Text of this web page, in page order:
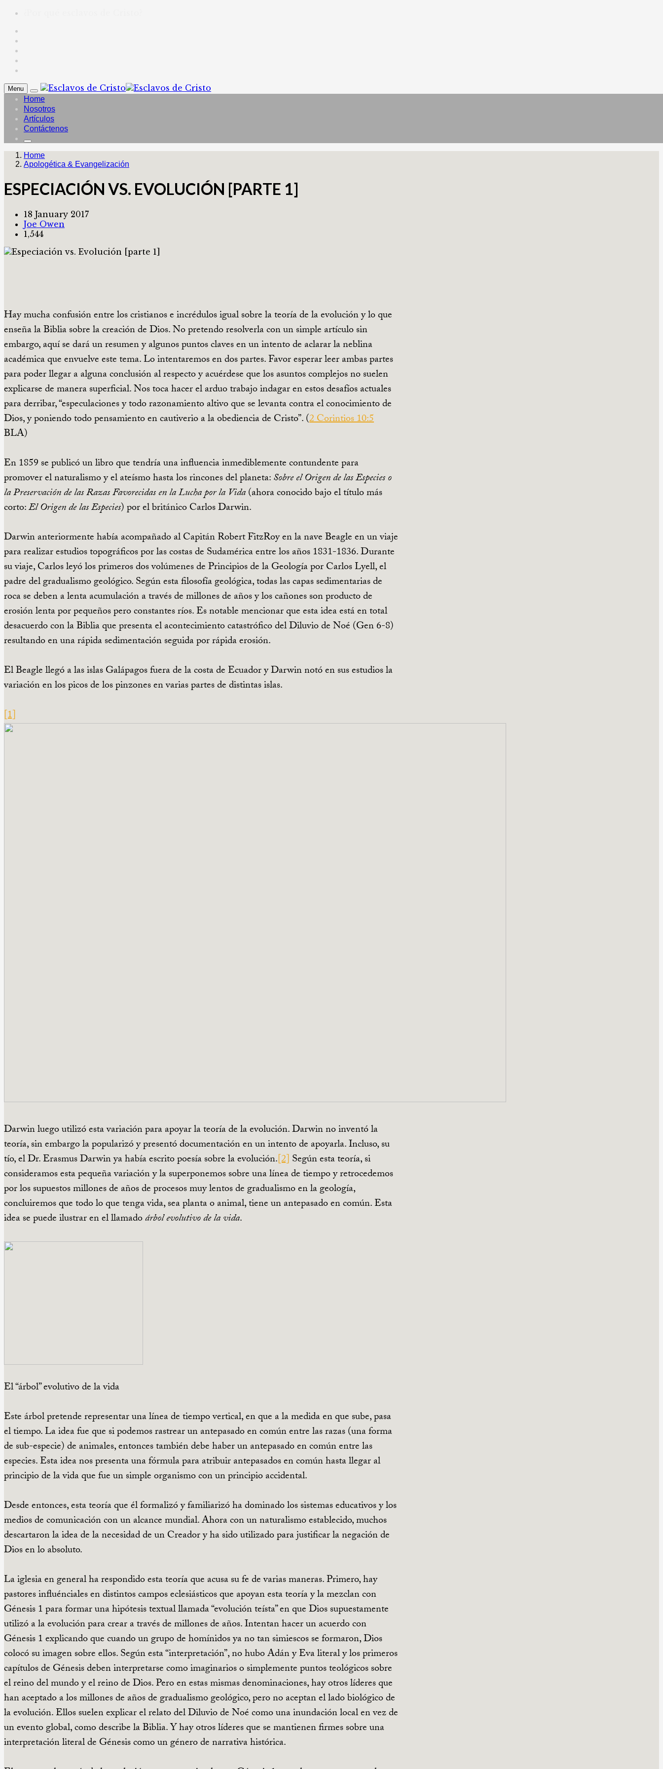
Menu
Home
Nosotros
Artículos
Contáctenos
Home
Apologética & Evangelización
ESPECIACIÓN VS. EVOLUCIÓN [PARTE 1]
18 January 2017
Joe Owen
1,544
Hay mucha confusión entre los cristianos e incrédulos igual sobre la teoría de la evolución y lo que
enseña la Biblia sobre la creación de Dios.No pretendo resolverla con un simple artículo sin
embargo, aquí se dará un resumen y algunos puntos claves en un intento de aclarar la neblina
académica que envuelve este tema. Lo intentaremos en dos partes. Favor esperar leer ambas partes
para poder llegar a alguna conclusión al respecto y acuérdese que los asuntos complejos no suelen
explicarse de manera superficial. Nos toca hacer el arduo trabajo indagar en estos desafíos actuales
para derribar, “especulaciones y todo razonamiento altivo que se levanta contra el conocimiento de
Dios, y poniendo todo pensamiento en cautiverio a la obediencia de Cristo”. (2 Corintios 10:5
BLA)
En 1859 se publicó un libro que tendría una influencia inmediblemente contundente para
promover el naturalismo y el ateísmo hasta los rincones del planeta:Sobre el Origen de las Especies o
la Preservación de las Razas Favorecidas en la Lucha por la Vida(ahora conocido bajo el título más
corto:El Origen de las Especies) por el británico Carlos Darwin.
Darwin anteriormente había acompañado al Capitán Robert FitzRoy en la nave Beagle en un viaje
para realizar estudios topográficos por las costas de Sudamérica entre los años 1831-1836. Durante
su viaje, Carlos leyó los primeros dos volúmenes de Principios de la Geología por Carlos Lyell, el
padre del gradualismo geológico. Según esta filosofía geológica, todas las capas sedimentarias de
roca se deben a lenta acumulación a través de millones de años y los cañones son producto de
erosión lenta por pequeños pero constantes ríos. Es notable mencionar que esta idea está en total
desacuerdo con la Biblia que presenta el acontecimiento catastrófico del Diluvio de Noé (Gen 6-8)
resultando en una rápida sedimentación seguida por rápida erosión.
El Beagle llegó a las islas Galápagos fuera de la costa de Ecuador y Darwin notó en sus estudios la
variación en los picos de los pinzones en varias partes de distintas islas.
[1]
Darwin luego utilizó esta variación para apoyar la teoría de la evolución. Darwin no inventó la
teoría, sin embargo la popularizó y presentó documentación en un intento de apoyarla. Incluso, su
tío, el Dr. Erasmus Darwin ya había escrito poesía sobre la evolución.[2] Según esta teoría, si
consideramos esta pequeña variación y la superponemos sobre una línea de tiempo y retrocedemos
por los supuestos millones de años de procesos muy lentos de gradualismo en la geología,
concluiremos que todo lo que tenga vida, sea planta o animal, tiene un antepasado en común. Esta
idea se puede ilustrar en el llamadoárbol evolutivo de la vida.
El “árbol” evolutivo de la vida
Este árbol pretende representar una línea de tiempo vertical, en que a la medida en que sube, pasa
el tiempo. La idea fue que si podemos rastrear un antepasado en común entre las razas (una forma
de sub-especie) de animales, entonces también debe haber un antepasado en común entre las
especies. Esta idea nos presenta una fórmula para atribuir antepasados en común hasta llegar al
principio de la vida que fue un simple organismo con un principio accidental.
Desde entonces, esta teoría que él formalizó y familiarizó ha dominado los sistemas educativos y los
medios de comunicación con un alcance mundial. Ahora con un naturalismo establecido, muchos
descartaron la idea de la necesidad de un Creador y ha sido utilizado para justificar la negación de
Dios en lo absoluto.
La iglesia en general ha respondido esta teoría que acusa su fe de varias maneras. Primero, hay
pastores influénciales en distintos campos eclesiásticos que apoyan esta teoría y la mezclan con
Génesis 1para formar una hipótesis textual llamada “evolución teísta” en que Dios supuestamente
utilizó a la evolución para crear a través de millones de años. Intentan hacer un acuerdo con
Génesis 1explicando que cuando un grupo de homínidos ya no tan simiescos se formaron, Dios
colocó su imagen sobre ellos. Según esta “interpretación”, no hubo Adán y Eva literal y los primeros
capítulos de Génesis deben interpretarse como imaginarios o simplemente puntos teológicos sobre
el reino del mundo y el reino de Dios. Pero en estas mismas denominaciones, hay otros líderes que
han aceptado a los millones de años de gradualismo geológico, pero no aceptan el lado biológico de
la evolución. Ellos suelen explicar el relato del Diluvio de Noé como una inundación local en vez de
un evento global, como describe la Biblia. Y hay otros líderes que se mantienen firmes sobre una
interpretación literal de Génesis como un género de narrativa histórica.